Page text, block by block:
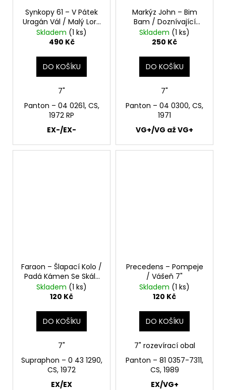
Synkopy 61 – V Pátek
Uragán Vál / Malý Lord
7"
Skladem (1 ks)
490 Kč
DO KOŠÍKU
7"
Panton – 04 0261, CS,
1972 RP
EX-/EX-
Markýz John – Bim
Bam / Doznívající
Smích 7"
Skladem (1 ks)
250 Kč
DO KOŠÍKU
7"
Panton – 04 0300, CS,
1971
VG+/VG až VG+
Faraon – Šlapací Kolo /
Padá Kámen Se Skály
7"
Skladem (1 ks)
120 Kč
DO KOŠÍKU
7"
Supraphon – 0 43 1290,
CS, 1972
EX/EX
Precedens – Pompeje
/ Vášeň 7"
Skladem (1 ks)
120 Kč
DO KOŠÍKU
7" rozevírací obal
Panton – 81 0357-7311,
CS, 1989
EX/VG+
GATES